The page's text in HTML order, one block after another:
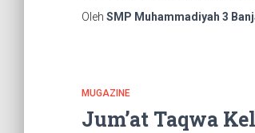
Oleh SMP Muhammadiyah 3
MUGAZINE
Jum’at Taqwa